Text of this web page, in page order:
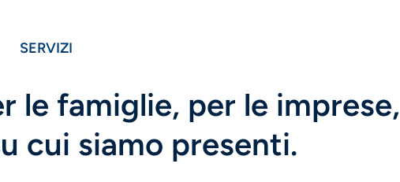
SERVIZI
le famiglie, per le imprese,
cui siamo presenti.